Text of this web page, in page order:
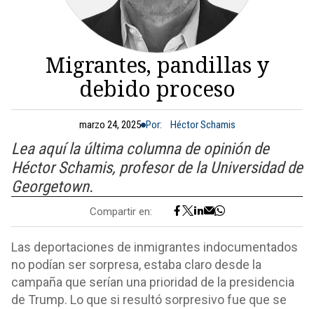
Migrantes, pandillas y
debido proceso
marzo 24, 2025 Por: Héctor Schamis
Lea aquí la última columna de opinión de
Héctor Schamis, profesor de la Universidad de
Georgetown.
Compartir en:
Las deportaciones de inmigrantes indocumentados
no podían ser sorpresa, estaba claro desde la
campaña que serían una prioridad de la presidencia
de Trump. Lo que si resultó sorpresivo fue que se